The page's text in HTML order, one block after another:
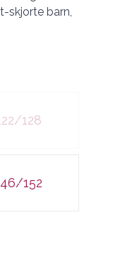
skjorte barn,
128
152